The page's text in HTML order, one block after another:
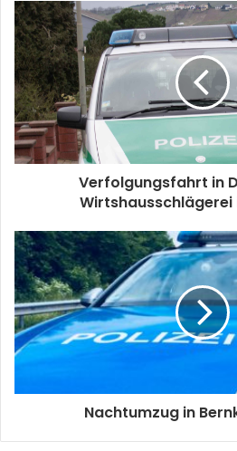
Verfolgungsfahrt in
Wirtshausschlägerei
Nachtumzug in